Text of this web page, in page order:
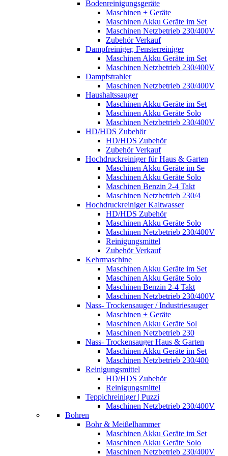
Bodenreinigungsgeräte
Maschinen + Geräte
Maschinen Akku Geräte im Set
Maschinen Netzbetrieb 230/400V
Zubehör Verkauf
Dampfreiniger, Fensterreiniger
Maschinen Akku Geräte im Set
Maschinen Netzbetrieb 230/400V
Dampfstrahler
Maschinen Netzbetrieb 230/400V
Haushaltssauger
Maschinen Akku Geräte im Set
Maschinen Akku Geräte Solo
Maschinen Netzbetrieb 230/400V
HD/HDS Zubehör
HD/HDS Zubehör
Zubehör Verkauf
Hochdruckreiniger für Haus & Garten
Maschinen Akku Geräte im Se
Maschinen Akku Geräte Solo
Maschinen Benzin 2-4 Takt
Maschinen Netzbetrieb 230/4
Hochdruckreiniger Kaltwasser
HD/HDS Zubehör
Maschinen Akku Geräte Solo
Maschinen Netzbetrieb 230/400V
Reinigungsmittel
Zubehör Verkauf
Kehrmaschine
Maschinen Akku Geräte im Set
Maschinen Akku Geräte Solo
Maschinen Benzin 2-4 Takt
Maschinen Netzbetrieb 230/400V
Nass- Trockensauger / Industriesauger
Maschinen + Geräte
Maschinen Akku Geräte Sol
Maschinen Netzbetrieb 230
Nass- Trockensauger Haus & Garten
Maschinen Akku Geräte im Set
Maschinen Netzbetrieb 230/400
Reinigungsmittel
HD/HDS Zubehör
Reinigungsmittel
Teppichreiniger | Puzzi
Maschinen Netzbetrieb 230/400V
Bohren
Bohr & Meißelhammer
Maschinen Akku Geräte im Set
Maschinen Akku Geräte Solo
Maschinen Netzbetrieb 230/400V